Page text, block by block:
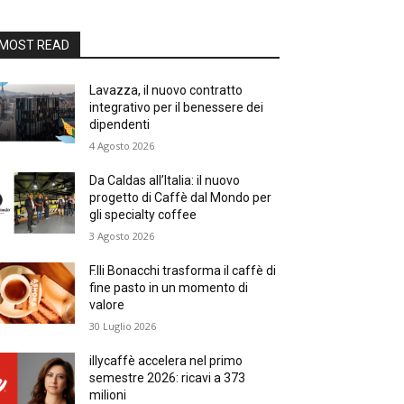
READ
Lavazza, il nuovo contratto
integrativo per il benessere dei
dipendenti
4 Agosto 2026
Da Caldas all’Italia: il nuovo
progetto di Caffè dal Mondo per
gli specialty coffee
3 Agosto 2026
F.lli Bonacchi trasforma il caffè di
fine pasto in un momento di
valore
30 Luglio 2026
illycaffè accelera nel primo
semestre 2026: ricavi a 373
milioni